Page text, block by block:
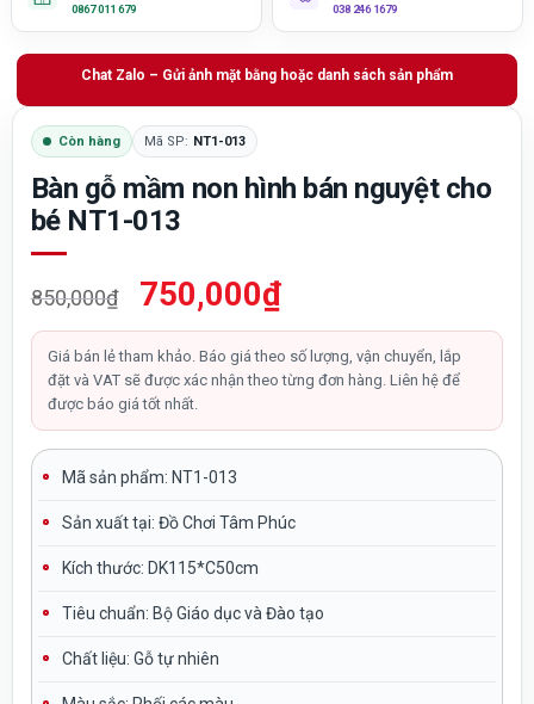
0867 011 679 038 246 1679
Chat Zalo – Gửi ảnh mặt bằng hoặc danh sách sản phẩm
Còn hàng Mã SP: NT1-013
Bàn gỗ mầm non hình bán nguyệt cho
bé NT1-013
850,000₫
Giá
gốc
là:
850,000₫.
750,000₫Giá
hiện
tại
là:
750,000₫.
Giá bán lẻ tham khảo. Báo giá theo số lượng, vận chuyển, lắp
đặt và VAT sẽ được xác nhận theo từng đơn hàng. Liên hệ để
được báo giá tốt nhất.
Mã sản phẩm: NT1-013
Sản xuất tại: Đồ Chơi Tâm Phúc
Kích thước: DK115*C50cm
Tiêu chuẩn: Bộ Giáo dục và Đào tạo
Chất liệu: Gỗ tự nhiên